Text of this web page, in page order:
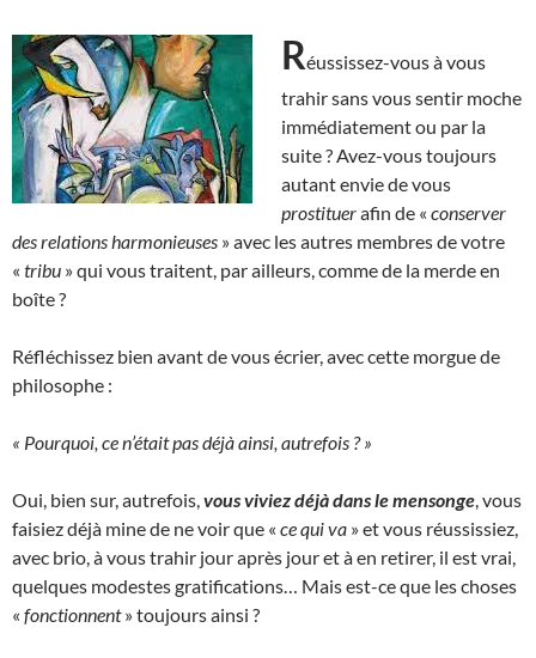
Réussissez-vous à vous
trahir sans vous sentir moche
immédiatement ou par la
suite ? Avez-vous toujours
autant envie de vous
prostituerafin de « conserver
des relations harmonieuses » avec les autres membres de votre
« tribu » qui vous traitent, par ailleurs, comme de la merde en
boîte ?
Réfléchissez bien avant de vous écrier, avec cette morgue de
philosophe :
« Pourquoi, ce n’était pas déjà ainsi, autrefois ? »
Oui, bien sur, autrefois, vous viviez déjà dans le mensonge , vous
faisiez déjà mine de ne voir que « ce qui va » et vous réussissiez,
avec brio, à vous trahir jour après jour et à en retirer, il est vrai,
quelques modestes gratifications… Mais est-ce que les choses
« fonctionnent» toujours ainsi ?